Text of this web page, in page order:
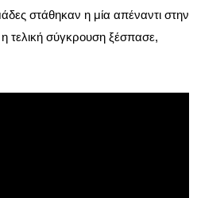
στάθηκαν η μία απέναντι στην
τελική σύγκρουση ξέσπασε,